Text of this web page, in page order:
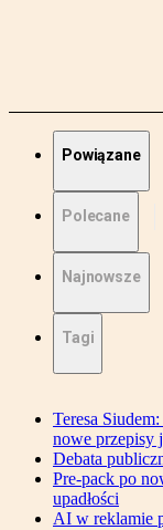
Powiązane
Polecane
Najnowsze
Tagi
Teresa
nowe przepisy
Debata
Pre-pack po
upadłości
AI w reklamie